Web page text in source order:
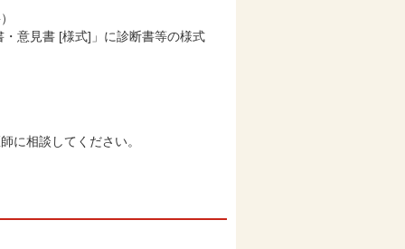
意見書 [様式]」に診断書等の様式
に相談してください。